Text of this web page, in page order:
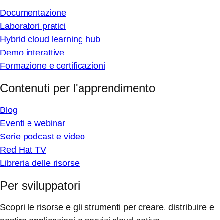
Documentazione
Laboratori pratici
Hybrid cloud learning hub
Demo interattive
Formazione e certificazioni
Contenuti per l'apprendimento
Blog
Eventi e webinar
Serie podcast e video
Red Hat TV
Libreria delle risorse
Per sviluppatori
Scopri le risorse e gli strumenti per creare, distribuire e